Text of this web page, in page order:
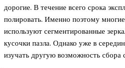
дорогие. В течение всего срока
полировать. Именно поэтому
используют сегментированные
кусочки пазла. Однако уже в
изучать другую возможность сбора